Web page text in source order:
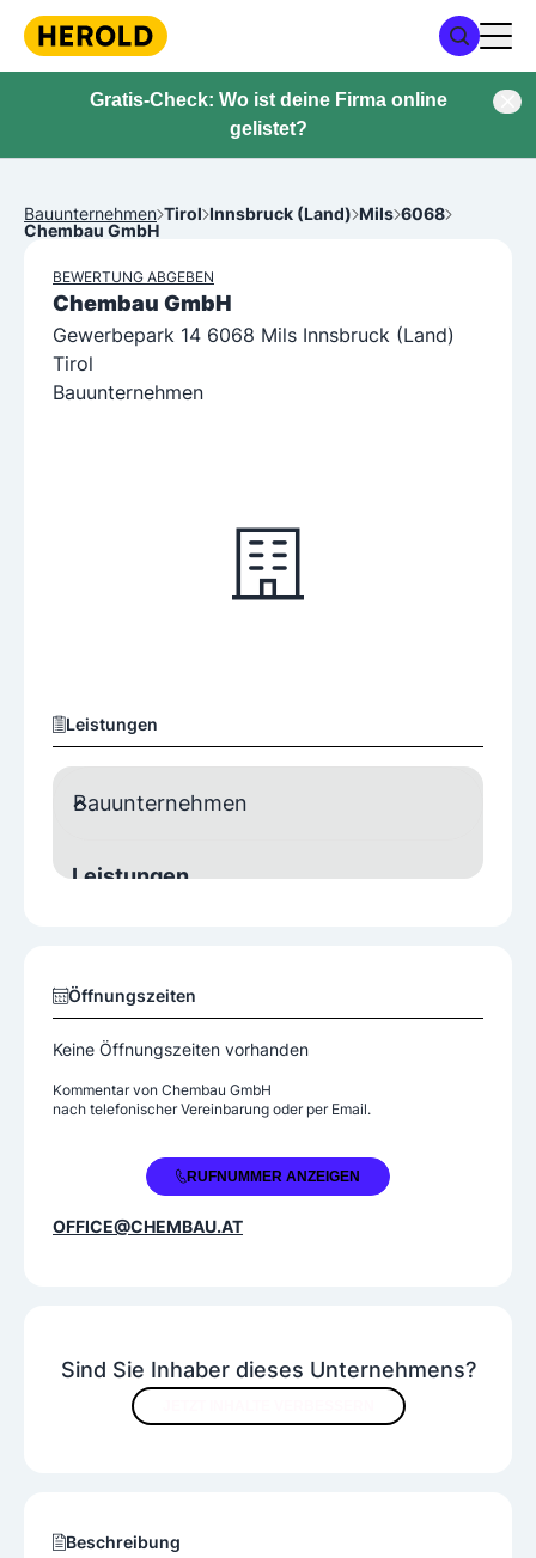
Gratis-Check: Wo ist deine Firma online
gelistet?
Bauunternehmen Tirol Innsbruck (Land) Mils 6068
Chembau GmbH
BEWERTUNG ABGEBEN
Chembau GmbH
Gewerbepark 14 6068 Mils Innsbruck (Land)
Tirol
Bauunternehmen
Leistungen
Bauunternehmen
Leistungen
Hochbau und Sanierung
Gebäudesanierungen
Sind Sie Inhaber dieses Unternehmens?
Beschreibung
Öffnungszeiten
Keine Öffnungszeiten vorhanden
Kommentar von Chembau GmbH
nach telefonischer Vereinbarung oder per Email.
+43 5223 42544RUFNUMMER ANZEIGEN
OFFICE@CHEMBAU.AT